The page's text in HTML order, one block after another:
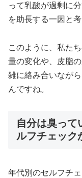
って乳酸が過剰に
を助長する一因と
このように、私た
量の変化や、皮脂
雑に絡み合いなが
んですね。
自分は臭って
ルフチェック
年代別のセルフチ